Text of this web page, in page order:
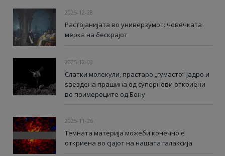
2025-12-28
Растојанијата во универзумот: човечката
мерка на бескрајот
2025-12-03
Слатки молекули, прастаро „гумасто“ јадро и
ѕвездена прашина од супернови откриени
во примероците од Бену
2025-11-26
Темната материја можеби конечно е
откриена во сјајот на нашата галаксија